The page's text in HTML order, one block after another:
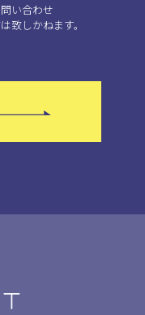
い合わせ
致しかねます。